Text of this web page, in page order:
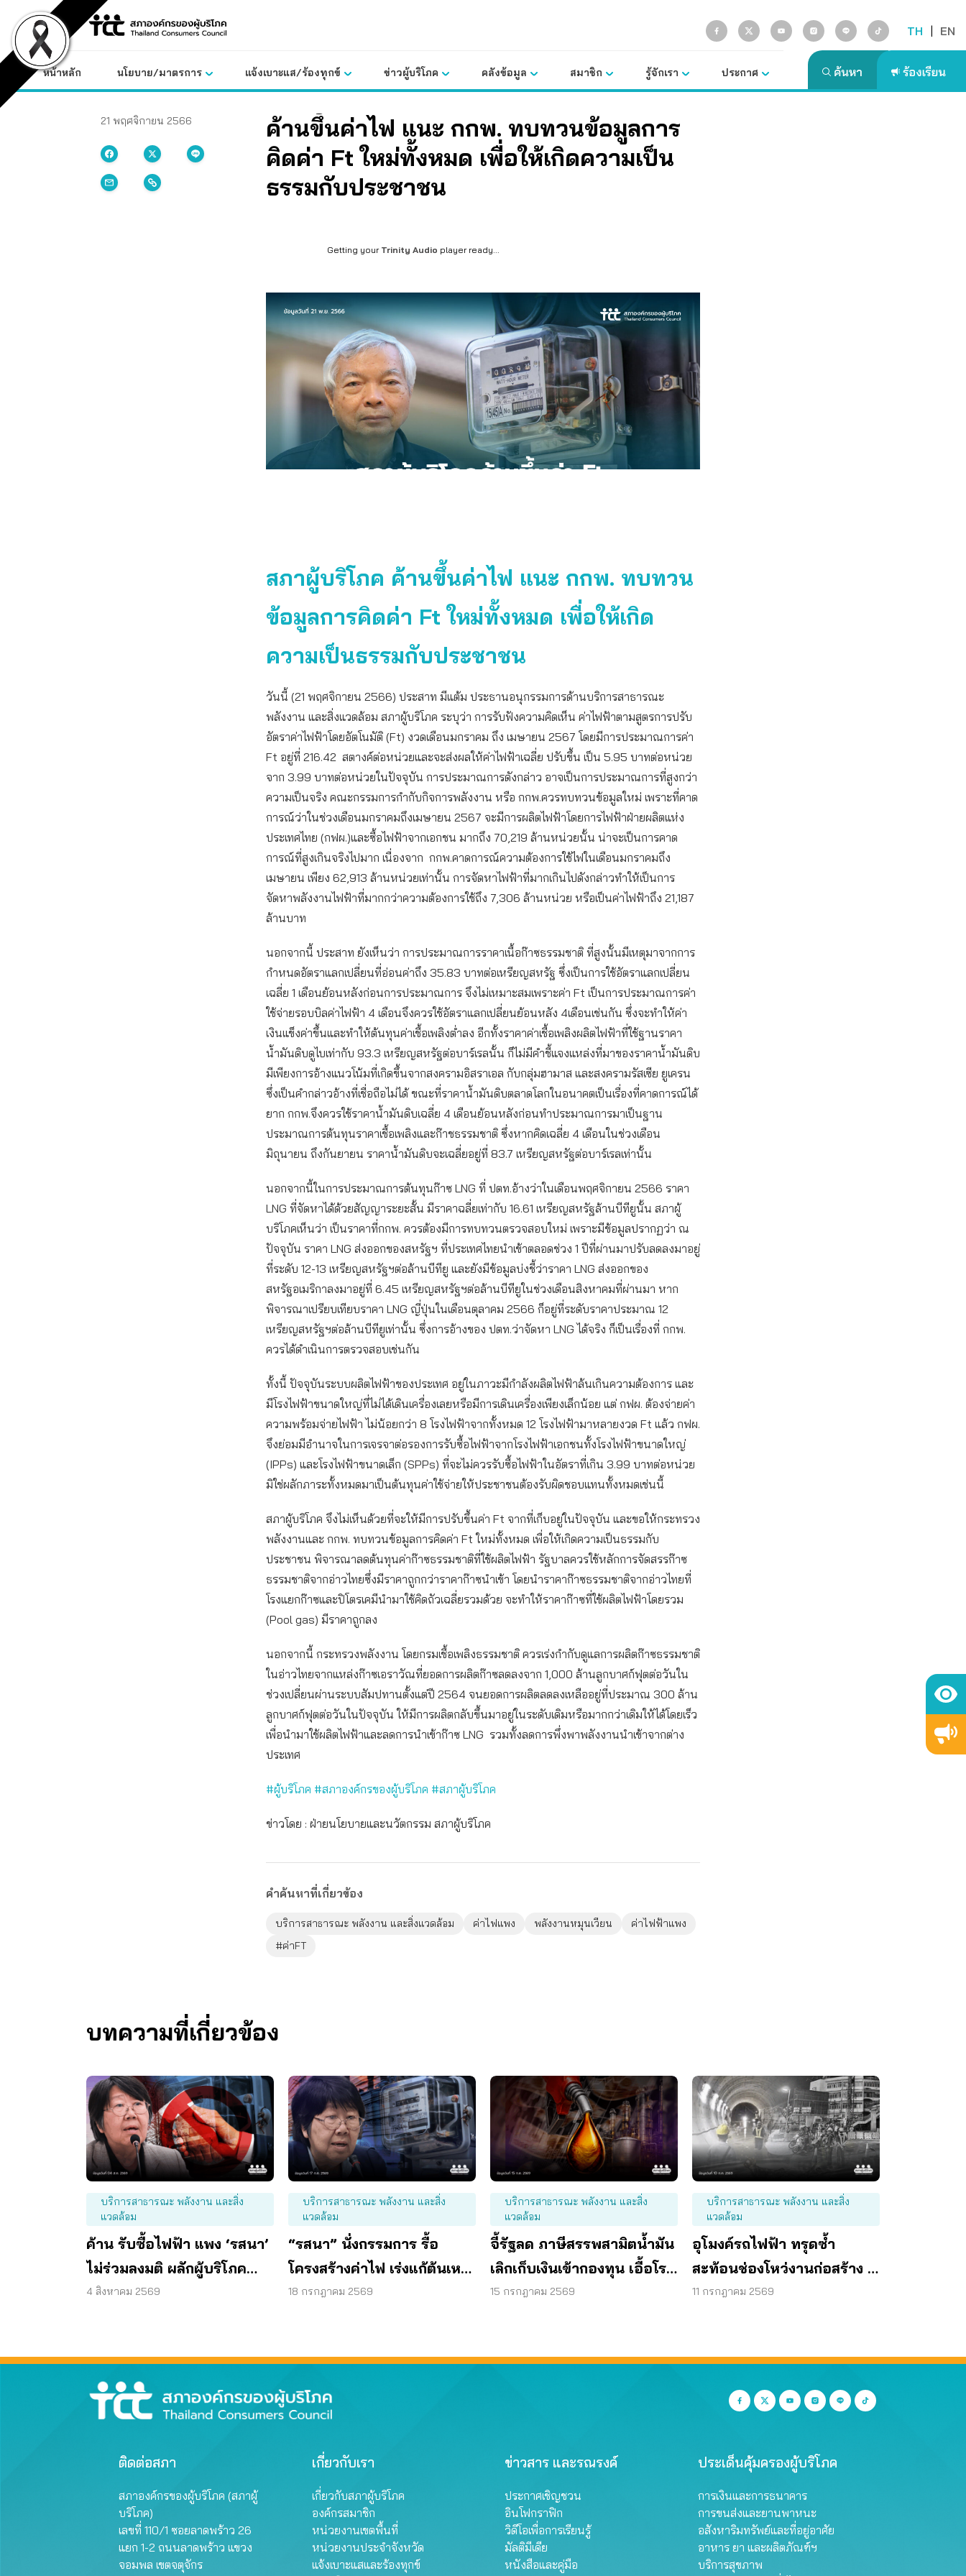
content
TH | EN
หน้าหลัก นโยบาย/มาตรการ แจ้งเบาะแส/ร้องทุกข์ ข่าวผู้บริโภค คลังข้อมูล สมาชิก รู้จักเรา ประกาศ
21 พฤศจิกายน 2566
ค้านขึ้นค่าไฟ แนะ กกพ. ทบทวนข้อมูลการ
คิดค่า Ft ใหม่ทั้งหมด เพื่อให้เกิดความเป็น
ธรรมกับประชาชน
Getting your Trinity Audio player ready...
สภาผู้บริโภค ค้านขึ้นค่าไฟ แนะ กกพ. ทบทวน
ข้อมูลการคิดค่า Ft ใหม่ทั้งหมด เพื่อให้เกิด
ความเป็นธรรมกับประชาชน
วันนี้ (21 พฤศจิกายน 2566) ประสาท มีแต้ม ประธานอนุกรรมการด้านบริการสาธารณะ
พลังงาน และสิ่งแวดล้อม สภาผู้บริโภค ระบุว่า การรับฟังความคิดเห็น ค่าไฟฟ้าตามสูตรการปรับ
อัตราค่าไฟฟ้าโดยอัตโนมัติ (Ft) งวดเดือนมกราคม ถึง เมษายน 2567 โดยมีการประมาณการค่า
Ft อยู่ที่ 216.42 สตางค์ต่อหน่วยและจะส่งผลให้ค่าไฟฟ้าเฉลี่ย ปรับขึ้น เป็น 5.95 บาทต่อหน่วย
จาก 3.99 บาทต่อหน่วยในปัจจุบัน การประมาณการดังกล่าว อาจเป็นการประมาณการที่สูงกว่า
ความเป็นจริง คณะกรรมการกำกับกิจการพลังงาน หรือ กกพ.ควรทบทวนข้อมูลใหม่ เพราะที่คาด
การณ์ว่าในช่วงเดือนมกราคมถึงเมษายน 2567 จะมีการผลิตไฟฟ้าโดยการไฟฟ้าฝ่ายผลิตแห่ง
ประเทศไทย (กฟผ.)และซื้อไฟฟ้าจากเอกชน มากถึง 70,219 ล้านหน่วยนั้น น่าจะเป็นการคาด
การณ์ที่สูงเกินจริงไปมาก เนื่องจาก กกพ.คาดการณ์ความต้องการใช้ไฟในเดือนมกราคมถึง
เมษายน เพียง 62,913 ล้านหน่วยเท่านั้น การจัดหาไฟฟ้าที่มากเกินไปดังกล่าวทำให้เป็นการ
จัดหาพลังงานไฟฟ้าที่มากกว่าความต้องการใช้ถึง 7,306 ล้านหน่วย หรือเป็นค่าไฟฟ้าถึง 21,187
ล้านบาท
นอกจากนี้ ประสาท ยังเห็นว่า การประมาณการราคาเนื้อก๊าซธรรมชาติ ที่สูงนั้นมีเหตุมาจากการ
กำหนดอัตราแลกเปลี่ยนที่อ่อนค่าถึง 35.83 บาทต่อเหรียญสหรัฐ ซึ่งเป็นการใช้อัตราแลกเปลี่ยน
เฉลี่ย 1 เดือนย้อนหลังก่อนการประมาณการ จึงไม่เหมาะสมเพราะค่า Ft เป็นการประมาณการค่า
ใช้จ่ายรอบบิลค่าไฟฟ้า 4 เดือนจึงควรใช้อัตราแลกเปลี่ยนย้อนหลัง 4เดือนเช่นกัน ซึ่งจะทำให้ค่า
เงินแข็งค่าขึ้นและทำให้ต้นทุนค่าเชื้อเพลิงต่ำลง อีกทั้งราคาค่าเชื้อเพลิงผลิตไฟฟ้าที่ใช้ฐานราคา
น้ำมันดิบดูไบเท่ากับ 93.3 เหรียญสหรัฐต่อบาร์เรลนั้น ก็ไม่มีคำชี้แจงแหล่งที่มาของราคาน้ำมันดิบ
มีเพียงการอ้างแนวโน้มที่เกิดขึ้นจากสงครามอิสราเอล กับกลุ่มฮามาส และสงครามรัสเซีย ยูเครน
ซึ่งเป็นคำกล่าวอ้างที่เชื่อถือไม่ได้ ขณะที่ราคาน้ำมันดิบตลาดโลกในอนาคตเป็นเรื่องที่คาดการณ์ได้
ยาก กกพ.จึงควรใช้ราคาน้ำมันดิบเฉลี่ย 4 เดือนย้อนหลังก่อนทำประมาณการมาเป็นฐาน
ประมาณการต้นทุนราคาเชื้อเพลิงและก๊าชธรรมชาติ ซึ่งหากคิดเฉลี่ย 4 เดือนในช่วงเดือน
มิถุนายน ถึงกันยายน ราคาน้ำมันดิบจะเฉลี่ยอยู่ที่ 83.7 เหรียญสหรัฐต่อบาร์เรลเท่านั้น
นอกจากนี้ในการประมาณการต้นทุนก๊าซ LNG ที่ ปตท.อ้างว่าในเดือนพฤศจิกายน 2566 ราคา
LNG ที่จัดหาได้ด้วยสัญญาระยะสั้น มีราคาฉลี่ยเท่ากับ 16.61 เหรียญสหรัฐล้านบีทียูนั้น สภาผู้
บริโภคเห็นว่า เป็นราคาที่กกพ. ควรต้องมีการทบทวนตรวจสอบใหม่ เพราะมีข้อมูลปรากฏว่า ณ
ปัจจุบัน ราคา LNG ส่งออกของสหรัฐฯ ที่ประเทศไทยนำเข้าตลอดช่วง 1 ปีที่ผ่านมาปรับลดลงมาอยู่
ที่ระดับ 12-13 เหรียญสหรัฐฯต่อล้านบีทียู และยังมีข้อมูลบ่งชี้ว่าราคา LNG ส่งออกของ
สหรัฐอเมริกาลงมาอยู่ที่ 6.45 เหรียญสหรัฐฯต่อล้านบีทียูในช่วงเดือนสิงหาคมที่ผ่านมา หาก
พิจารณาเปรียบเทียบราคา LNG ญี่ปุ่นในเดือนตุลาคม 2566 ก็อยู่ที่ระดับราคาประมาณ 12
เหรียญสหรัฐฯต่อล้านบีทียูเท่านั้น ซึ่งการอ้างของ ปตท.ว่าจัดหา LNG ได้จริง ก็เป็นเรื่องที่ กกพ.
ควรได้ดำเนินการตรวจสอบเช่นกัน
ทั้งนี้ ปัจจุบันระบบผลิตไฟฟ้าของประเทศ อยู่ในภาวะมีกำลังผลิตไฟฟ้าล้นเกินความต้องการ และ
มีโรงไฟฟ้าขนาดใหญ่ที่ไม่ได้เดินเครื่องเลยหรือมีการเดินเครื่องเพียงเล็กน้อย แต่ กฟผ. ต้องจ่ายค่า
ความพร้อมจ่ายไฟฟ้า ไม่น้อยกว่า 8 โรงไฟฟ้าจากทั้งหมด 12 โรงไฟฟ้ามาหลายงวด Ft แล้ว กฟผ.
จึงย่อมมีอำนาจในการเจรจาต่อรองการรับซื้อไฟฟ้าจากโรงไฟฟ้าเอกชนทั้งโรงไฟฟ้าขนาดใหญ่
(IPPs) และโรงไฟฟ้าขนาดเล็ก (SPPs) ที่จะไม่ควรรับซื้อไฟฟ้าในอัตราที่เกิน 3.99 บาทต่อหน่วย
มิใช่ผลักภาระทั้งหมดมาเป็นต้นทุนค่าใช้จ่ายให้ประชาชนต้องรับผิดชอบแทนทั้งหมดเช่นนี้
สภาผู้บริโภค จึงไม่เห็นด้วยที่จะให้มีการปรับขึ้นค่า Ft จากที่เก็บอยู่ในปัจจุบัน และขอให้กระทรวง
พลังงานและ กกพ. ทบทวนข้อมูลการคิดค่า Ft ใหม่ทั้งหมด เพื่อให้เกิดความเป็นธรรมกับ
ประชาชน พิจารณาลดต้นทุนค่าก๊าซธรรมชาติที่ใช้ผลิตไฟฟ้า รัฐบาลควรใช้หลักการจัดสรรก๊าซ
ธรรมชาติจากอ่าวไทยซึ่งมีราคาถูกกว่าราคาก๊าซนำเข้า โดยนําราคาก๊าซธรรมชาติจากอ่าวไทยที่
โรงแยกก๊าซและปิโตรเคมีนำมาใช้คิดถัวเฉลี่ยรวมด้วย จะทำให้ราคาก๊าซที่ใช้ผลิตไฟฟ้าโดยรวม
(Pool gas) มีราคาถูกลง
นอกจากนี้ กระทรวงพลังงาน โดยกรมเชื้อเพลิงธรรมชาติ ควรเร่งกำกับดูแลการผลิตก๊าซธรรมชาติ
ในอ่าวไทยจากแหล่งก๊าซเอราวัณที่ยอดการผลิตก๊าซลดลงจาก 1,000 ล้านลูกบาศก์ฟุตต่อวันใน
ช่วงเปลี่ยนผ่านระบบสัมปทานตั้งแต่ปี 2564 จนยอดการผลิตลดลงเหลืออยู่ที่ประมาณ 300 ล้าน
ลูกบาศก์ฟุตต่อวันในปัจจุบัน ให้มีการผลิตกลับขึ้นมาอยู่ในระดับเดิมหรือมากกว่าเดิมให้ได้โดยเร็ว
เพื่อนำมาใช้ผลิตไฟฟ้าและลดการนำเข้าก๊าซ LNG รวมทั้งลดการพึ่งพาพลังงานนำเข้าจากต่าง
ประเทศ
#ผู้บริโภค #สภาองค์กรของผู้บริโภค #สภาผู้บริโภค
ข่าวโดย : ฝ่ายนโยบายและนวัตกรรม สภาผู้บริโภค
คำค้นหาที่เกี่ยวข้อง
บริการสาธารณะ พลังงาน และสิ่งแวดล้อม ค่าไฟแพง พลังงานหมุนเวียน
ค่าไฟฟ้าแพง
#ค่าFT
บทความที่เกี่ยวข้อง
บริการสาธารณะ พลังงาน และสิ่ง
แวดล้อม
ค้าน รับซื้อไฟฟ้า แพง ‘รสนา’
ไม่ร่วมลงมติ ผลักผู้บริโภค
“แบก”
4 สิงหาคม 2569
บริการสาธารณะ พลังงาน และสิ่ง
แวดล้อม
“รสนา” นั่งกรรมการ รื้อ
โครงสร้างค่าไฟ เร่งแก้ต้นเหตุ
พลังงานแพง
18 กรกฎาคม 2569
บริการสาธารณะ พลังงาน และสิ่ง
แวดล้อม
จี้รัฐลด ภาษีสรรพสามิตน้ำมัน
เลิกเก็บเงินเข้ากองทุน เอื้อโรง
กลั่น
15 กรกฎาคม 2569
บริการสาธารณะ พลังงาน และสิ่ง
แวดล้อม
อุโมงค์รถไฟฟ้า ทรุดซ้ำ
สะท้อนช่องโหว่งานก่อสร้าง จี้
ตรวจโครงสร้างใต้ดินทั้งระบบ
11 กรกฎาคม 2569
ติดต่อสภา
สภาองค์กรของผู้บริโภค (สภาผู้
บริโภค)
เลขที่ 110/1 ซอยลาดพร้าว 26
แยก 1-2 ถนนลาดพร้าว แขวง
จอมพล เขตจตุจักร
เกี่ยวกับเรา
เกี่ยวกับสภาผู้บริโภค
องค์กรสมาชิก
หน่วยงานเขตพื้นที่
หน่วยงานประจำจังหวัด
แจ้งเบาะแสและร้องทุกข์
ข่าวสาร และรณรงค์
ประกาศเชิญชวน
อินโฟกราฟิก
วิดีโอเพื่อการเรียนรู้
มัลติมีเดีย
หนังสือและคู่มือ
ประเด็นคุ้มครองผู้บริโภค
การเงินและการธนาคาร
การขนส่งและยานพาหนะ
อสังหาริมทรัพย์และที่อยู่อาศัย
อาหาร ยา และผลิตภัณฑ์ฯ
บริการสุขภาพ